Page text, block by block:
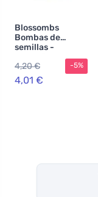
Blossombs
Bombas de
semillas -
Pequeño regalo
para profesores -
Flores (2 uds.)
4,20 €
4,01 €
-5%